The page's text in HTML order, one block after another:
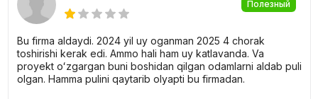
Несмотря на то, что сдача назначена на 2025.01.01, в
комплексе осталось не так много квартир разных
планировок.
1-комнатные от 40 до 45 квадратных метров и
стоимостью от 246.440.000 сум.
Полезный
Bu firma aldaydi. 2024 yil uy oganman 2025 4 chorak
toshirishi kerak edi. Ammo hali ham uy katlavanda. Va
proyekt oʻzgargan buni boshidan qilgan odamlarni aldab puli
olgan. Hamma pulini qaytarib olyapti bu firmadan.